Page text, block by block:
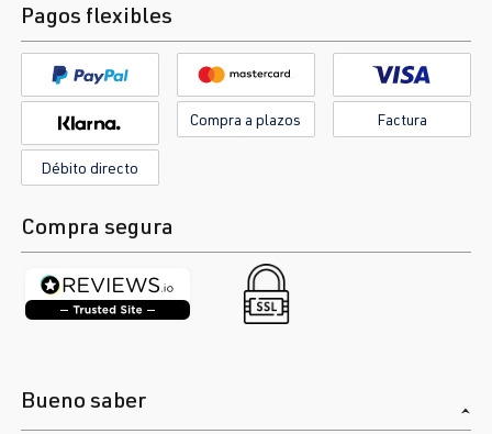
Pagos flexibles
Compra a plazos Factura
Débito directo
Compra segura
Bueno saber